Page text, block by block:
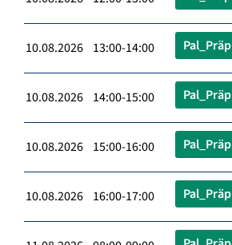
10.08.2026 13:00-14:00 Pal_Präp
10.08.2026 14:00-15:00 Pal_Präp
10.08.2026 15:00-16:00 Pal_Präp
10.08.2026 16:00-17:00 Pal_Präp